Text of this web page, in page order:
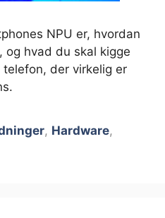
NPU er, hvordan
og hvad du skal kigge
der virkelig er
, Hardware,